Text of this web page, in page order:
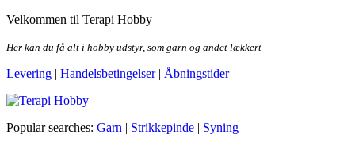
Skip
the
Velkommen til Terapi Hobby
Her kan du få alt i hobby udstyr, som garn og andet lækkert
Levering | Handelsbetingelser| Åbningstider
Terapi Hobby
Popular searches: Garn | Strikkepinde | Syning